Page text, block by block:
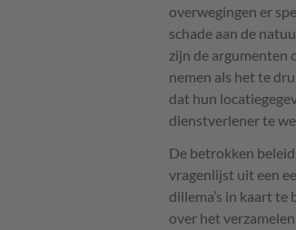
overwegingen er
schade aan de
zijn de argumenten
nemen als het te
dat hun
dienstverlener te
De betrokken
vragenlijst uit een
dillema’s in kaart
over het